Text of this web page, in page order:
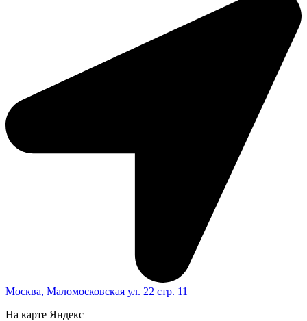
Москва, Маломосковская ул. 22 стр. 11
На карте Яндекс